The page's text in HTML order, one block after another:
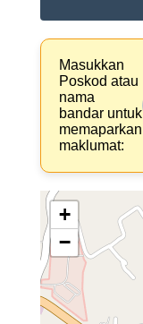
Masukkan
Poskod atau
nama
bandar untuk
memaparkan
maklumat:
+
−